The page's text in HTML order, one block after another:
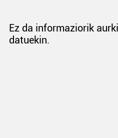
Ez da informaziorik
datuekin.